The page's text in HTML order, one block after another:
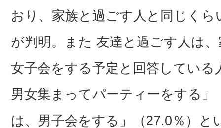
おり、家族と過ごす人と同じく
が判明。また 友達と過ごす人は
女子会をする予定と回答してい
男女集まってパーティーをする
は、男子会をする」（27.0％）